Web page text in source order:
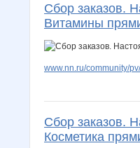
Сбор заказов.
Витамины
www.nn.ru/community/
Сбор заказов.
Косметика